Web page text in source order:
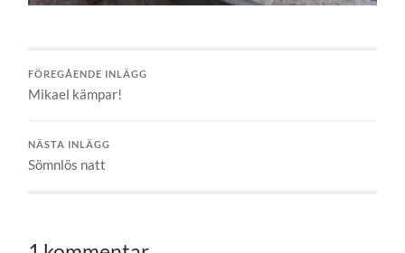
FÖREGÅENDE INLÄGG
Mikael kämpar!
NÄSTA INLÄGG
Sömnlös natt